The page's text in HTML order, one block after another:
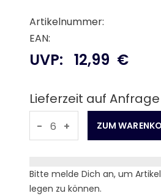
Artikelnummer:
EAN:
UVP: 12,99 €
Lieferzeit auf Anfrage
- +
Bitte melde Dich an, um
legen zu können.